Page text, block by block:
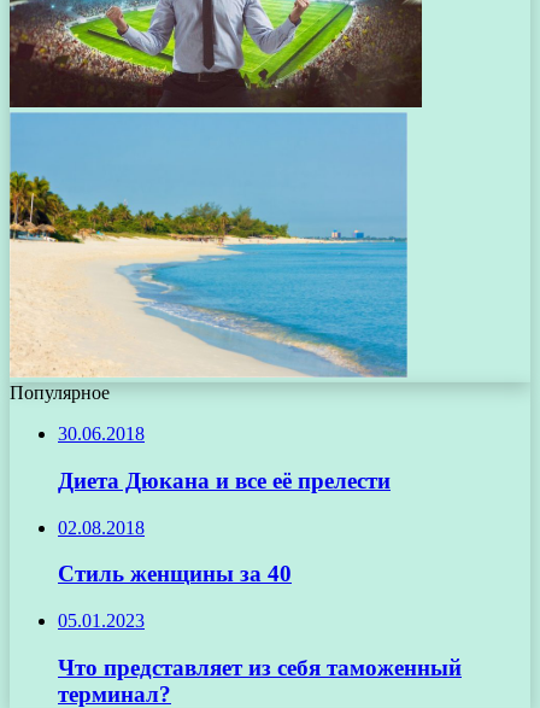
Популярное
30.06.2018
Диета Дюкана и все её прелести
02.08.2018
Стиль женщины за 40
05.01.2023
Что представляет из себя таможенный
терминал?